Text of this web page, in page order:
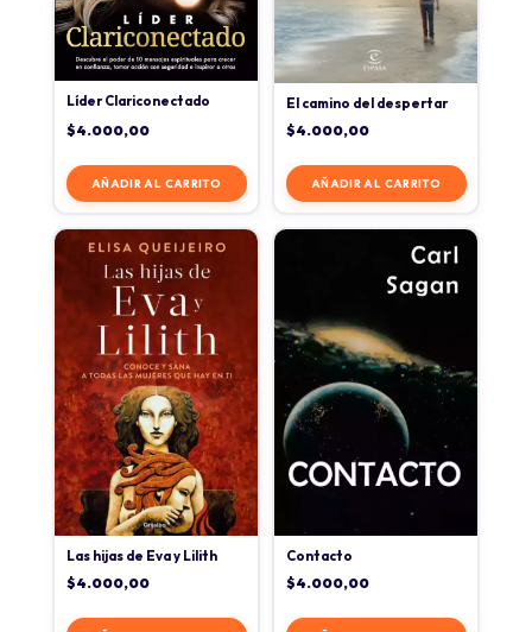
Líder Clariconectado
$4.000,00
AÑADIR AL CARRITO
El camino del despertar
$4.000,00
AÑADIR AL CARRITO
Las hijas de Eva y Lilith
$4.000,00
Contacto
$4.000,00